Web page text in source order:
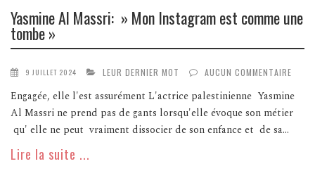
Yasmine Al Massri: » Mon Instagram est comme une
tombe »
9 JUILLET 2024 LEUR DERNIER MOT AUCUN COMMENTAIRE
Engagée, elle l'est assurément L'actrice palestinienne Yasmine
Al Massri ne prend pas de gants lorsqu'elle évoque son métier
qu' elle ne peut vraiment dissocier de son enfance et de sa...
Lire la suite ...